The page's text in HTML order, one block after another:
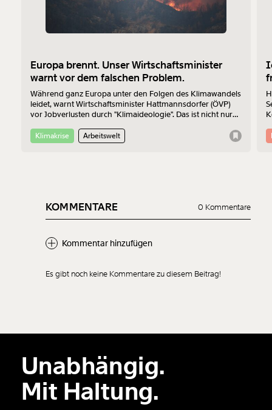
Europa brennt. Unser Wirtschaftsminister
warnt vor dem falschen Problem.
Während ganz Europa unter den Folgen des Klimawandels
leidet, warnt Wirtschaftsminister Hattmannsdorfer (ÖVP)
vor Jobverlusten durch "Klimaideologie". Das ist nicht nur
falsch.
Klimakrise Arbeitswelt
KOMMENTARE 0 Kommentare
Kommentar hinzufügen
Der Inhalt dieses Feldes wird nicht öffentlich zugänglich angezeigt.
Es gibt noch keine Kommentare zu diesem Beitrag!
Unabhängig.
Mit Haltung.